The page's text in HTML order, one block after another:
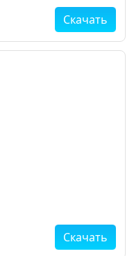
Скачать
Скачать